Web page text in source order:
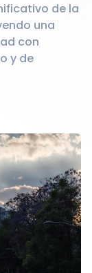
de la
una
con
y de